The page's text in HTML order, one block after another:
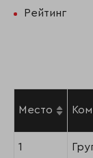
Рейтинг
Место
1